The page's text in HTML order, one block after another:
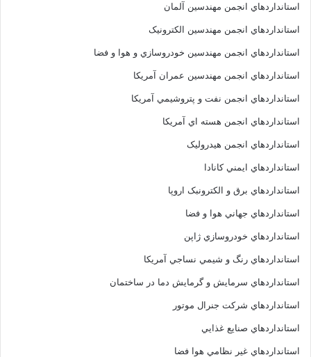
استانداردهاي انجمن مهندسين آلمان
استانداردهاي انجمن مهندسين الکترونيک
استانداردهاي انجمن مهندسين خودروسازي و هوا و فضا
استانداردهاي انجمن مهندسين عمران آمريکا
استانداردهاي انجمن نفت و پتروشيمي آمريکا
استانداردهاي انجمن هسته اي آمريکا
استانداردهاي انجمن هيدروليک
استانداردهاي ايمني کانادا
استانداردهاي برق و الکترونبک اروپا
استانداردهاي جهاني هوا و فضا
استانداردهاي خودروسازي ژاپن
استانداردهاي رنگ و شيمي نساجي آمريکا
استانداردهاي سرمايش و گرمايش دما در ساختمان
استانداردهاي شرکت جنرال موتور
استانداردهاي صنايع غذايي
استانداردهاي غير نظامي هوا فضا